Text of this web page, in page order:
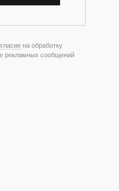
на обработку
рекламных сообщений